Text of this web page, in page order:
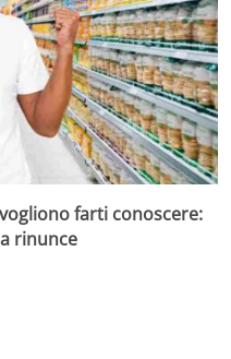
farti conoscere:
rinunce